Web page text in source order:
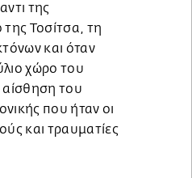
της
Τοσίτσα, τη
και όταν
χώρο του
αίσθηση του
που ήταν οι
και τραυματίες